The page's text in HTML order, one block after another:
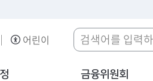
어린이
금융위원회